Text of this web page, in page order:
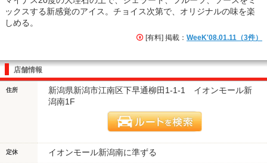
ックスする新感覚のアイス。チョイス次第で、オリジナルの味を楽
しめる。
[有料] 掲載： WeeK'08.01.11（3件）
店舗情報
住所
新潟県新潟市江南区下早通柳田1-1-1 イオンモール新
潟南1F
定休 イオンモール新潟南に準ずる